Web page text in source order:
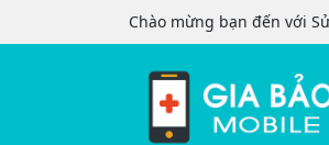
Chào mừng bạn đến với